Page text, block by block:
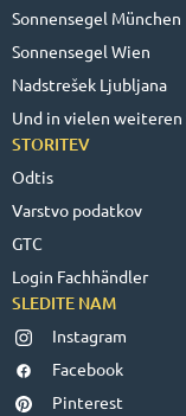
Sonnensegel München
Sonnensegel Wien
Nadstrešek Ljubljana
Und in vielen weiteren
STORITEV
Odtis
Varstvo podatkov
GTC
Login Fachhändler
SLEDITE NAM
Instagram
Facebook
Pinterest